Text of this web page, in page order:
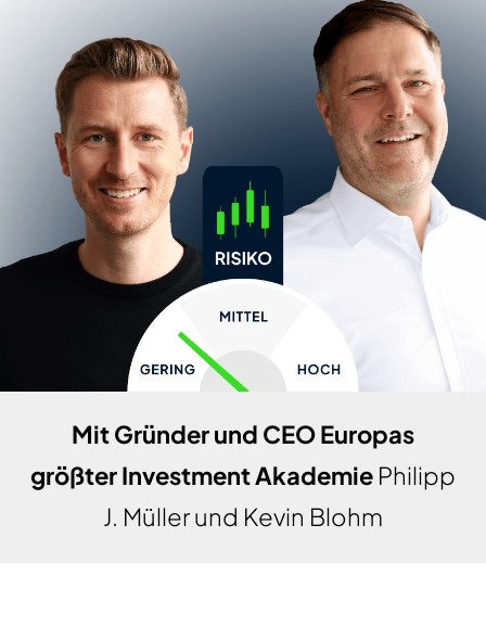
Mit Gründer und CEO Europas
größter Investment Akademie Philipp
J. Müller und Kevin Blohm